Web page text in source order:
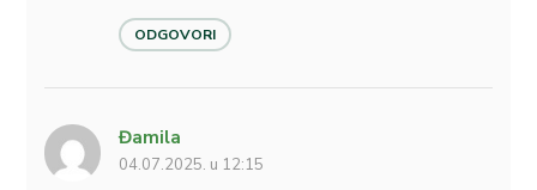
ODGOVORI
Đamila
04.07.2025. u 12:15